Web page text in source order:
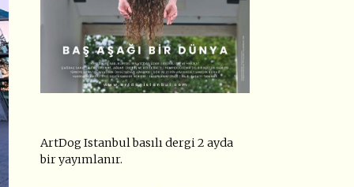
ArtDog Istanbul basılı dergi 2 ayda
bir yayımlanır.